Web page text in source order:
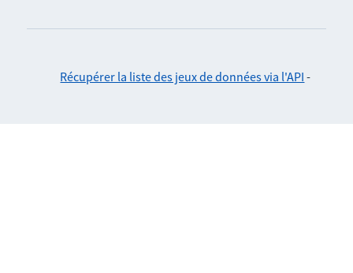
Récupérer la liste des jeux de données via l'API -